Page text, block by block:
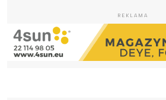
REKLAMA